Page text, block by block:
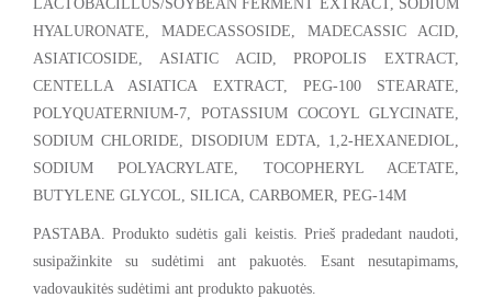
LACTOBACILLUS/SOYBEAN FERMENT EXTRACT, SODIUM
HYALURONATE, MADECASSOSIDE, MADECASSIC ACID,
ASIATICOSIDE, ASIATIC ACID, PROPOLIS EXTRACT,
CENTELLA ASIATICA EXTRACT, PEG-100 STEARATE,
POLYQUATERNIUM-7, POTASSIUM COCOYL GLYCINATE,
SODIUM CHLORIDE, DISODIUM EDTA, 1,2-HEXANEDIOL,
SODIUM POLYACRYLATE, TOCOPHERYL ACETATE,
BUTYLENE GLYCOL, SILICA, CARBOMER, PEG-14M
PASTABA. Produkto sudėtis gali keistis. Prieš pradedant naudoti,
susipažinkite su sudėtimi ant pakuotės. Esant nesutapimams,
vadovaukitės sudėtimi ant produkto pakuotės.